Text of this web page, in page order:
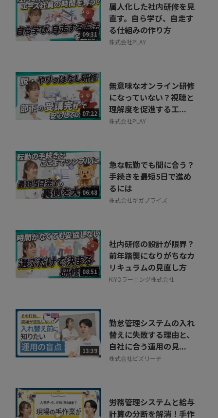
09:31
属人化した社内研修を見
直す。自ら学び、自走す
る仕組みの作り方
株式会社PLAY
07:22
無意味なオンライン研修
になっていない？視聴と
理解度を促進する工...
株式会社PLAY
06:48
急な転勤でも間に合う？
手続きを最短5日で進め
るには
株式会社ギガプライズ
08:51
社内研修の設計が限界？
前年踏襲になりがちなカ
リキュラムの見直し方
KIYOラーニング株式会社
13:39
勤怠管理システムの入れ
替えに失敗する理由と、
自社に合う運用の見...
株式会社ビズリーチ
労務管理システムと給与
計算の分断を解消！手作